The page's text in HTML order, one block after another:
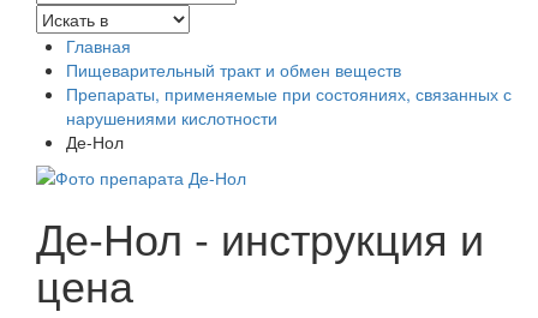
Главная
Пищеварительный тракт и обмен веществ
Препараты, применяемые при состояниях, связанных с
нарушениями кислотности
Де-Нол
Де-Нол - инструкция и
цена